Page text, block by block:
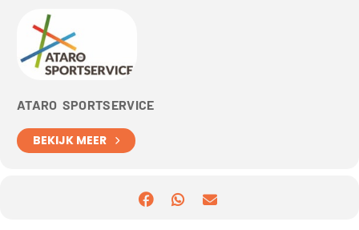
ATARO SPORTSERVICE
BEKIJK MEER